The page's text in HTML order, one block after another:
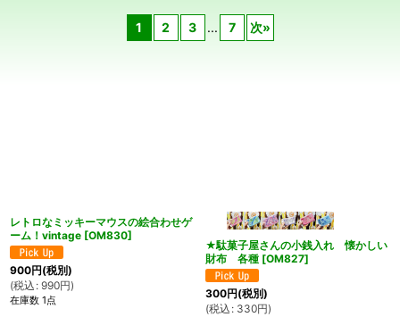
1 2 3 ... 7 次»
レトロなミッキーマウスの絵合わせゲ
ーム！vintage [OM830]
900円(税別)
(税込 : 990円)
在庫数 1点
★駄菓子屋さんの小銭入れ 懐かしい
財布 各種 [OM827]
300円(税別)
(税込 : 330円)